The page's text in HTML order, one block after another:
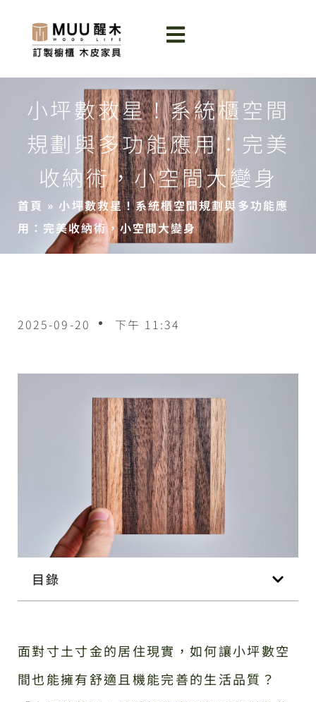
小坪數救星！系統櫃空間
規劃與多功能應用：完美
收納術，小空間大變身
首頁 » 小坪數救星！系統櫃空間規劃與多功能應
用：完美收納術，小空間大變身
2025-09-20 下午 11:34
目錄
面對寸土寸金的居住現實，如何讓小坪數空
間也能擁有舒適且機能完善的生活品質？